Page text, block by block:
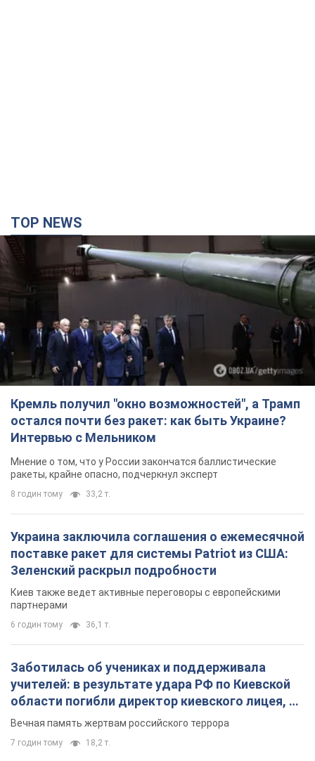
TOP NEWS
Кремль получил "окно возможностей", а Трамп
остался почти без ракет: как быть Украине?
Интервью с Мельником
Мнение о том, что у России закончатся баллистические
ракеты, крайне опасно, подчеркнул эксперт
8 годин тому 33,2 т.
Украина заключила соглашения о ежемесячной
поставке ракет для системы Patriot из США:
Зеленский раскрыл подробности
Киев также ведет активные переговоры с европейскими
партнерами
6 годин тому 36,1 т.
Заботилась об учениках и поддерживала
учителей: в результате удара РФ по Киевской
области погибли директор киевского лицея, её
муж и внук
Вечная память жертвам российского террора
7 годин тому 18,2 т.